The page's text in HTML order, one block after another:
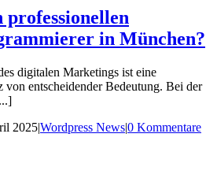
professionellen
in München?
digitalen Marketings ist eine
von entscheidender Bedeutung. Bei der
2025|Wordpress News|0 Kommentare